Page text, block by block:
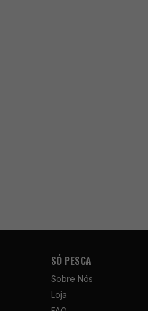
SÓ PESCA
Sobre Nós
Loja